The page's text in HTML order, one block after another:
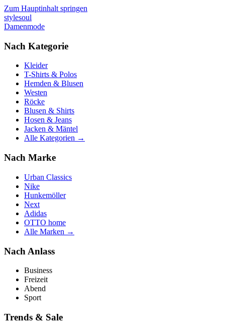
Zum Hauptinhalt springen
stylesoul
Damenmode
Nach Kategorie
Kleider
T-Shirts & Polos
Hemden & Blusen
Westen
Röcke
Blusen & Shirts
Hosen & Jeans
Jacken & Mäntel
Alle Kategorien →
Nach Marke
Urban Classics
Nike
Hunkemöller
Next
Adidas
OTTO home
Alle Marken →
Nach Anlass
Business
Freizeit
Abend
Sport
Trends & Sale